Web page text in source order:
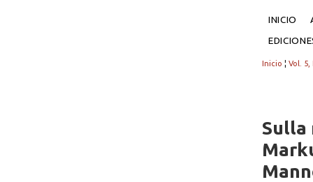
INICIO
Inicio ¦ Vol. 5,
Sulla